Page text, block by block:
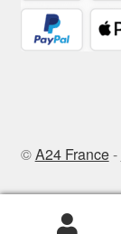
©A24 France-
Recherche
Recherche